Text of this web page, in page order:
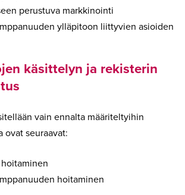
perustuva markkinointi
ylläpitoon liittyvien asioiden
käsittelyn ja rekisterin
vain ennalta määriteltyihin
ovat seuraavat:
hoitaminen